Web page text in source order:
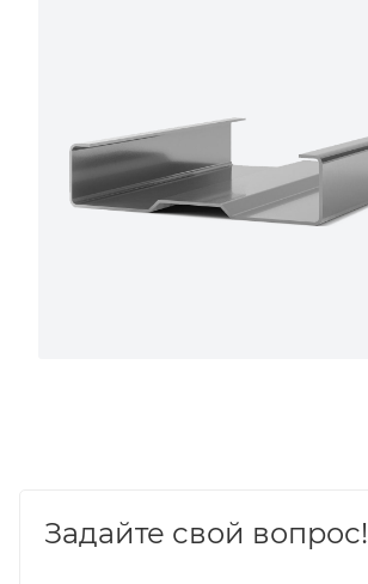
Задайте свой вопрос!